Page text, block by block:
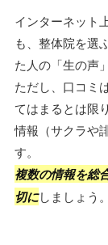
インターネット
も、整体院を選
た人の「生の声
ただし、口コミ
てはまるとは限
情報（サクラや
す。
複数の情報を総
切にしましょう。